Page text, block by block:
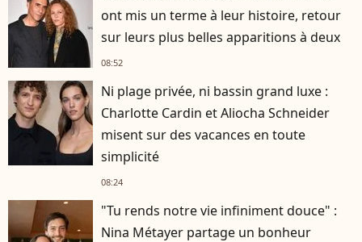
ont mis un terme à leur histoire, retour
sur leurs plus belles apparitions à deux
08:52
Ni plage privée, ni bassin grand luxe :
Charlotte Cardin et Aliocha Schneider
misent sur des vacances en toute
simplicité
08:24
"Tu rends notre vie infiniment douce" :
Nina Métayer partage un bonheur